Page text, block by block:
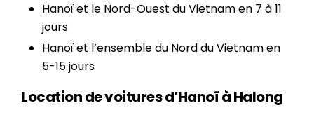
Hanoïet le Nord-Ouest du Vietnam en 7 à 11
jours
Hanoï et l’ensemble du Nord du Vietnam en
5-15 jours
Location de voitures d’Hanoï à Halong